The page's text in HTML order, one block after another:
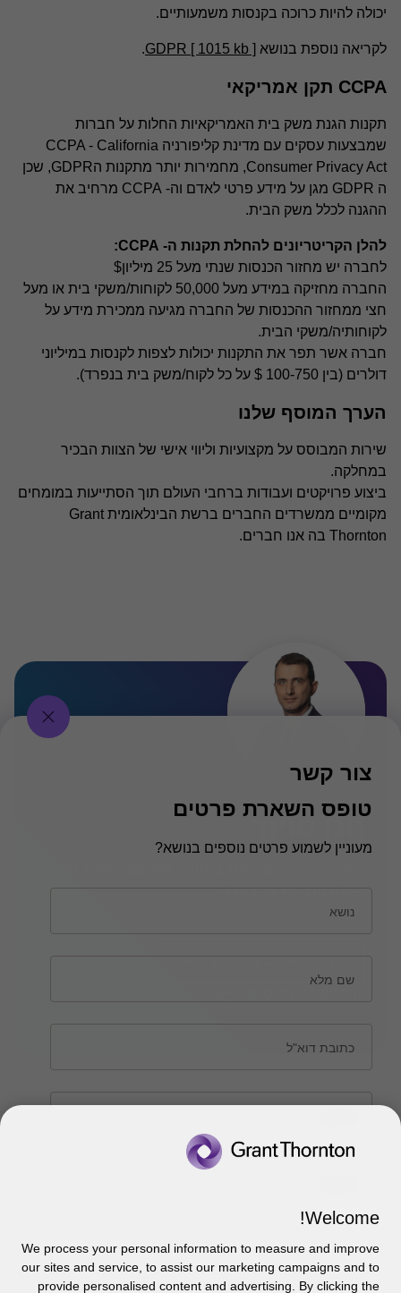
יכולה להיות כרוכה בקנסות משמעותיים.
לקריאה נוספת בנושא GDPR [ 1015 kb ]
.
CCPA תקן אמריקאי
תקנות הגנת משק בית האמריקאיות החלות על חברות
שמבצעות עסקים עם מדינת קליפורניה CCPA - California
Consumer Privacy Act, מחמירות יותר מתקנות הGDPR, שכן
ה GDPR מגן על מידע פרטי לאדם וה- CCPA מרחיב את
ההגנה לכלל משק הבית.
להלן הקריטריונים להחלת תקנות ה- CCPA:
לחברה יש מחזור הכנסות שנתי מעל 25 מיליון$
החברה מחזיקה במידע מעל 50,000 לקוחות/משקי בית או מעל
חצי ממחזור ההכנסות של החברה מגיעה ממכירת מידע על
לקוחותיה/משקי הבית.
חברה אשר תפר את התקנות יכולות לצפות לקנסות במיליוני
דולרים (בין 100-750 $ על כל לקוח/משק בית בנפרד).
הערך המוסף שלנו
שירות המבוסס על מקצועיות וליווי אישי של הצוות הבכיר
במחלקה.
ביצוע פרויקטים ועבודות ברחבי העולם תוך הסתייעות במומחים
מקומיים ממשרדים החברים ברשת הבינלאומית Grant
Thornton בה אנו חברים.
חנן טויזר
פאהן קנה ניהול בקרה
צור קשר עם חנן טויזר
צור קשר
טופס השארת פרטים
מעוניין לשמוע פרטים נוספים בנושא?
נושא
שם מלא
כתובת דוא"ל
צור קשר
כניסה לעובדים - דוא"ל
אודותינו
זיכרון והנצחה
תקנון
מדיניות הפרטיות
עקבו אחרינו ברשתות החברתיות
Welcome!
We process your personal information to measure and improve
our sites and service, to assist our marketing campaigns and to
provide personalised content and advertising. By clicking the